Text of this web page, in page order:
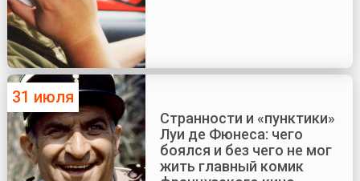
31 июля
Странности и «пунктики»
Луи де Фюнеса: чего
боялся и без чего не мог
жить главный комик